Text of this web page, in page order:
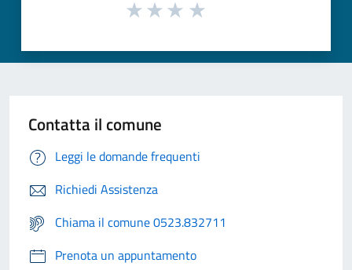
Contatta il comune
Leggi le domande frequenti
Richiedi Assistenza
Chiama il comune 0523.832711
Prenota un appuntamento